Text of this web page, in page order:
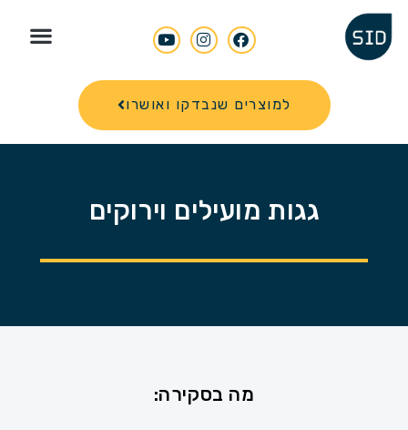
למוצרים שנבדקו ואושרו
גגות מועילים וירוקים
מה בסקירה: